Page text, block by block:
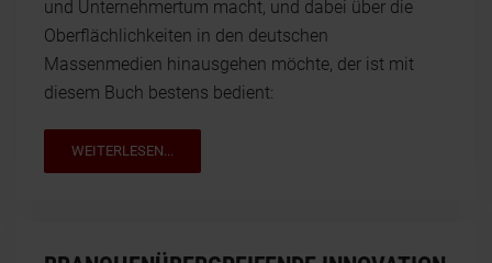
und Unternehmertum macht, und dabei über die
Oberflächlichkeiten in den deutschen
Massenmedien hinausgehen möchte, der ist mit
diesem Buch bestens bedient:
WEITERLESEN...